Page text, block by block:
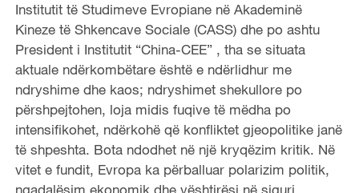
Institutit të Studimeve Evropiane në Akademinë
Kineze të Shkencave Sociale (CASS) dhe po ashtu
President i Institutit “China-CEE” , tha se situata
aktuale ndërkombëtare është e ndërlidhur me
ndryshime dhe kaos; ndryshimet shekullore po
përshpejtohen, loja midis fuqive të mëdha po
intensifikohet, ndërkohë që konfliktet gjeopolitike janë
të shpeshta. Bota ndodhet në një kryqëzim kritik. Në
vitet e fundit, Evropa ka përballuar polarizim politik,
ngadalësim ekonomik dhe vështirësi në siguri,